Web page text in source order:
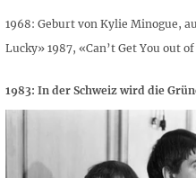
1968: Geburt von Kylie Minogue,
Lucky» 1987, «Can’t Get You out
1983: In der Schweiz wird die